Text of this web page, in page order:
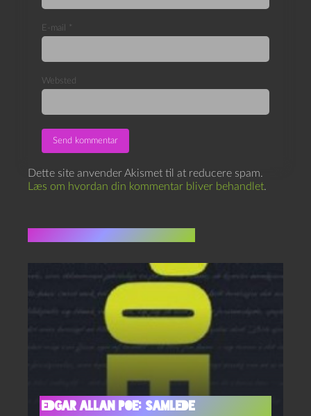
E-mail *
Websted
Dette site anvender Akismet til at reducere spam.
Læs om hvordan din kommentar bliver behandlet.
Edgar Allan Poe: Samlede